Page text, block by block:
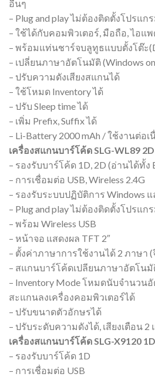
อื่นๆ
– Plug and play ไม่ต้องติดตั้งโปรแก
– ใช้ได้กับคอมพิวเตอร์, มือถือ, ไอแ
– พร้อมแท่นชาร์จบลูทูธแบบตั้งโต๊ะ
– เปลี่ยนภาษาอัตโนมัติ (Windows
– ปรับความดังเสียงสแกนได้
– ใช้โหมด Inventory ได้
– ปรับ Sleep time ได้
– เพิ่ม Prefix, Suffix ได้
– Li-Battery 2000 mAh / ใช้งานต่อเ
เครื่องสแกนบาร์โค้ด SLG-WL89 2D
– รองรับบาร์โค้ด 1D, 2D (อ่านได้ทั้ง
– การเชื่อมต่อ USB, Wireless 2.4G
– รองรับระบบปฏิบัติการ Windows
– Plug and play ไม่ต้องติดตั้งโปรแก
– พร้อม Wireless USB
– หน้าจอ แสดงผล TFT 2″
– ตั้งค่าภาษาการใช้งานได้ 2 ภาษา (
– สแกนบาร์โค้ดเปลียนภาษาอัตโนมั
– Inventory Mode โหมดนับจำนวน
สะแกนลงเครื่องคอมพิวเตอร์ได้
– ปรับขนาดตัวอักษรได้
– ปรับระดับความดังได้, เสียงเตือน 2
เครื่องสแกนบาร์โค้ด SLG-X9120
– รองรับบาร์โค้ด 1D
– การเชื่อมต่อ USB